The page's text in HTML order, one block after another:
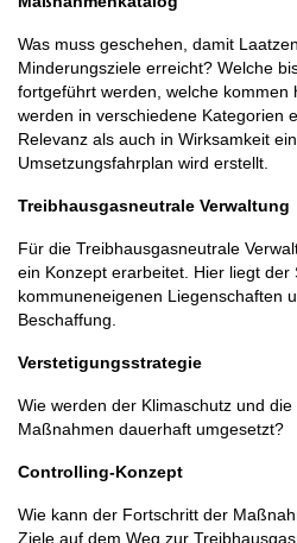
Was muss geschehen, damit
Minderungsziele erreicht? Welche
fortgeführt werden, welche kommen
werden in verschiedene Kategorien
Relevanz als auch in Wirksamkeit
Umsetzungsfahrplan wird erstellt.
Treibhausgasneutrale Verwaltung
Für die Treibhausgasneutrale
ein Konzept erarbeitet. Hier liegt der
kommuneneigenen Liegenschaften
Beschaffung.
Verstetigungsstrategie
Wie werden der Klimaschutz und
Maßnahmen dauerhaft umgesetzt?
Controlling-Konzept
Wie kann der Fortschritt der
Ziele auf dem Weg zur